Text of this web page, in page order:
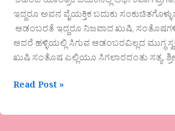
ಇದ್ದರೂ ಅವನ ವೈಯಕ್ತಿಕ ಬದುಕು
ಆಡಂಬರತೆ ಇದ್ದರೂ ನಿಜವಾದ ಖುಷಿ,
ಆದರೆ ಹಳ್ಳಿಯಲ್ಲಿ ಸಿಗುವ ಆಡಂಬರವಿಲ್ಲದ ಮುಗ್ಧ
ಖುಷಿ ಸಂತೊಷ ಎಲ್ಲಿಯೂ ಸಿಗಲಾರದಂತು ಸತ್ಯ.
Read Post »